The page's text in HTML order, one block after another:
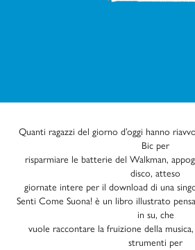
Quanti ragazzi del giorno d’oggi hanno
Bic per
risparmiare le batterie del Walkman,
disco, atteso
giornate intere per il download di una
Senti Come Suona! è un libro illustrato
in su, che
vuole raccontare la fruizione della
strumenti per